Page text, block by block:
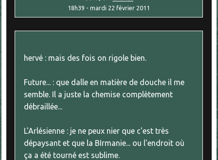
18h39 -mardi 22 février 2011
hervé : mais des fois on rigole bien.
Future... : que dalle en matière de douche il me
semble. Il a juste la chemise complètement
débraillée...
L'Arlésienne : je ne peux nier que c'est très
dépaysant et que la BIrmanie... ou l'endroit où
ça a été tourné est sublime.